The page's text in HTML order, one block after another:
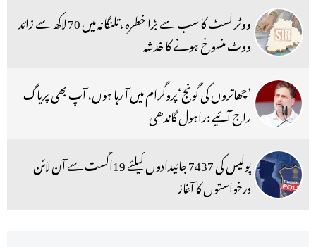
ووٹر لسٹ کا سب سے بڑا خطرہ ،تلنگانہ میں 70 لاکھ سے زائد
ووٹ منسوخ ہونے کا خدشہ
’چھاتروں کی گونج‘پروگرام میں آ رہا ہوں، آپ بھی پریاگ
راج آئیے :راہول گاندھی
پولیس کی 7437 جائیدادوں کیلئے 19اگست سے آن لائن
درخواستوں کا آغاز